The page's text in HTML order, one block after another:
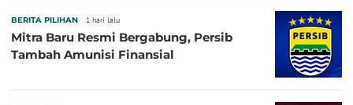
BERITA PILIHAN 1 hari lalu
Mitra Baru Resmi Bergabung, Persib
Tambah Amunisi Finansial